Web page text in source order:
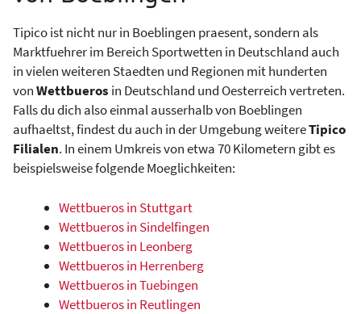
Tipico ist nicht nur in Boeblingen praesent, sondern als
Marktfuehrer im Bereich Sportwetten in Deutschland auch
in vielen weiteren Staedten und Regionen mit hunderten
vonWettbueros in Deutschland und Oesterreich vertreten.
Falls du dich also einmal ausserhalb von Boeblingen
aufhaeltst, findest du auch in der Umgebung weitereTipico
Filialen. In einem Umkreis von etwa 70 Kilometern gibt es
beispielsweise folgende Moeglichkeiten:
Wettbueros in Stuttgart
Wettbueros in Sindelfingen
Wettbueros in Leonberg
Wettbueros in Herrenberg
Wettbueros in Tuebingen
Wettbueros in Reutlingen